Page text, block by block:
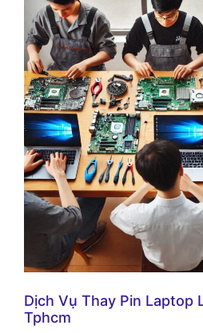
Dịch Vụ Thay Pin Laptop
Tphcm